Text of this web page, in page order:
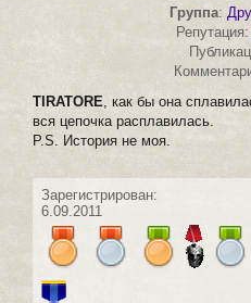
Группа:
Репутация:
TIRATORE, как бы она
вся цепочка расплавилась.
P.S. История не моя.
Зарегистрирован:
6.09.2011